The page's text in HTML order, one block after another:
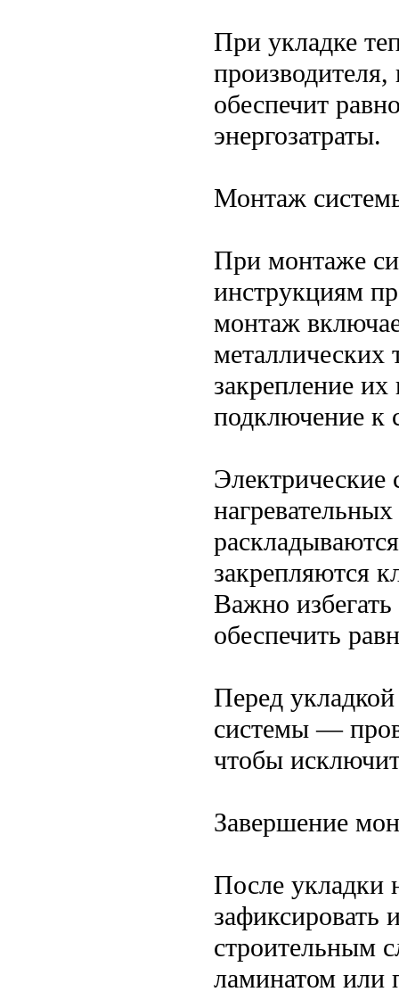
При укладке
производителя,
обеспечит
энергозатраты.
Монтаж
При монтаже
инструкциям
монтаж
металлических
закрепление
подключение к
Электрические
закрепляются
Важно
обеспечить
Перед
системы —
чтобы
Завершение
После укладки
зафиксировать
строительным
ламинатом или